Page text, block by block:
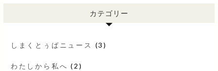
カテゴリー
しまくとぅばニュース (3)
わたしから私へ (2)